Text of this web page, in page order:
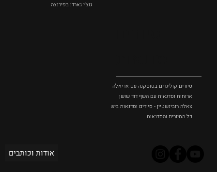
גוצ'י גארדן בפירנצה
סיורים קולינרים בטוסקנה עם אריאלה בנקיר
ארוחות וסדנאות עם השף דוד שושן
צאלה רובינשטיין - סיורים וסדנאות בישול בטוסקנה
כל הסיורים והסדנאות
אודות וכותבים